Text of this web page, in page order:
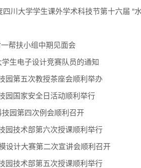
四川大学学生课外学术科技节第十六届 “
帮扶小组中期见面会
生电子设计竞赛队员的通知
园第五次教授茶座会顺利举办
园国家安全日活动顺利举行
园第四次例会顺利召开
园技术部第六次授课顺利举行
设计大赛第二次宣讲会顺利召开
园技术部第五次授课顺利举行